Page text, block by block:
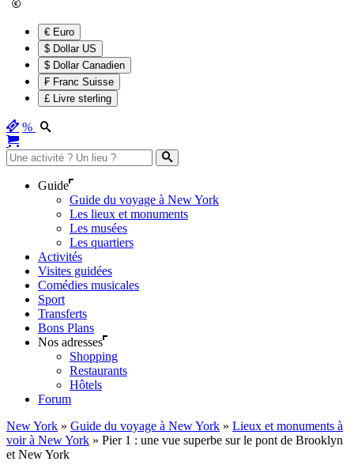
€ Euro
$ Dollar US
$ Dollar Canadien
₣ Franc Suisse
£ Livre sterling
%
Guide
Guide du voyage à New York
Les lieux et monuments
Les musées
Les quartiers
Activités
Visites guidées
Comédies musicales
Sport
Transferts
Bons Plans
Nos adresses
Shopping
Restaurants
Hôtels
Forum
New York » Guide du voyage à New York » Lieux et monuments à
voir à New York » Pier 1 : une vue superbe sur le pont de Brooklyn
et New York